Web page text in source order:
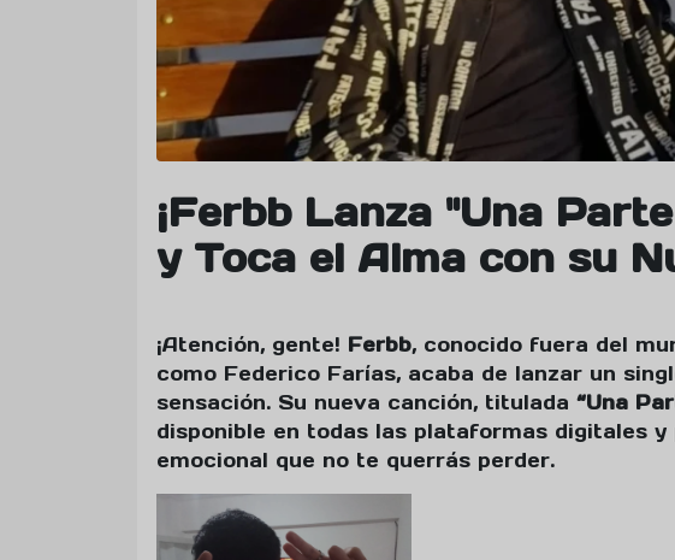
¡Ferbb Lanza "Una
y Toca el Alma con su
¡Atención, gente! Ferbb, conocido fuera del
como Federico Farías, acaba de lanzar un
sensación. Su nueva canción, titulada “Una
disponible en todas las plataformas digitales
emocional que no te querrás perder.